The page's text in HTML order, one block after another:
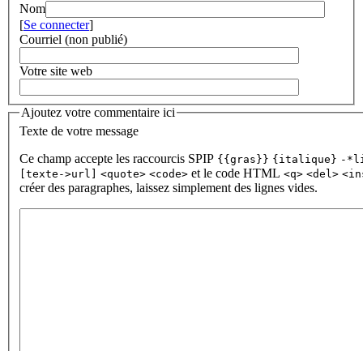
Nom
[Se connecter]
Courriel (non publié)
Votre site web
Ajoutez votre commentaire ici
Texte de votre message
Ce champ accepte les raccourcis SPIP {{gras}} {italique} -
[texte->url]
<quote> <code> et le code HTML <q> <del>
créer des paragraphes, laissez simplement des lignes vides.